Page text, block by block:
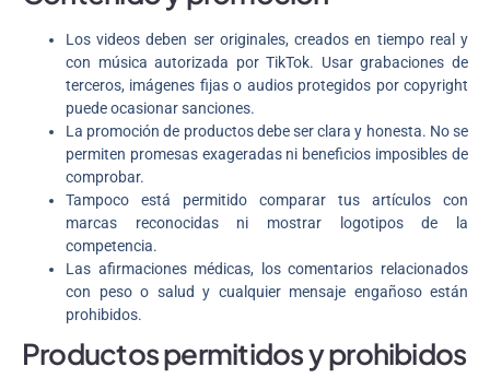
Los videos deben ser originales, creados en tiempo real y
con música autorizada por TikTok. Usar grabaciones de
terceros, imágenes fijas o audios protegidos por copyright
puede ocasionar sanciones.
La promoción de productos debe ser clara y honesta. No se
permiten promesas exageradas ni beneficios imposibles de
comprobar.
Tampoco está permitido comparar tus artículos con
marcas reconocidas ni mostrar logotipos de la
competencia.
Las afirmaciones médicas, los comentarios relacionados
con peso o salud y cualquier mensaje engañoso están
prohibidos.
Productos permitidos y prohibidos